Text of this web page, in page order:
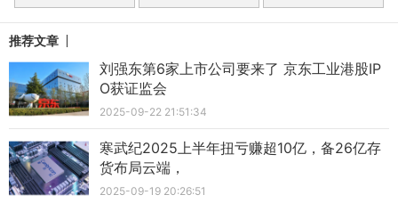
推荐文章
刘强东第6家上市公司要来了 京东工业港股IP
O获证监会
2025-09-22 21:51:34
寒武纪2025上半年扭亏赚超10亿，备26亿存
货布局云端，
2025-09-19 20:26:51